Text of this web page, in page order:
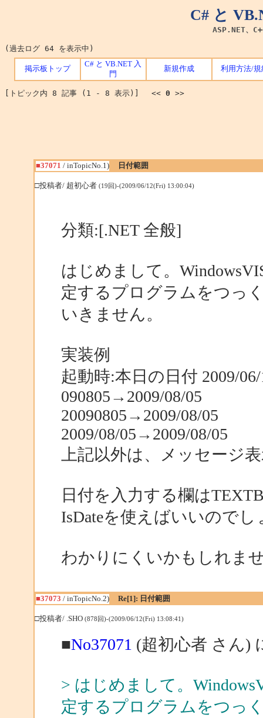
C# と
ASP.NET、
(過去ログ 64 を表示中)
掲示板トップ
C# と VB.NET 入
門
新規作成 利用方法/規
[トピック内 8 記事 (1 - 8 表示)] << 0 >>
■37071 / inTopicNo.1) 日付範囲
□投稿者/ 超初心者 (19回)-(2009/06/12(Fri) 13:00:04)
分類:[.NET 全般]
はじめまして。
定するプログラムをつっ
いきません。
実装例
起動時:本日の日付 2009/
090805→2009/08/05
20090805→2009/08/05
2009/08/05→2009/08/05
上記以外は、メッセージ
日付を入力する欄は
IsDateを使えばいいのでし
わかりにくいかもしれま
■37073 / inTopicNo.2) Re[1]: 日付範囲
□投稿者/ .SHO (878回)-(2009/06/12(Fri) 13:08:41)
■No37071 (超初心者 さん)
> はじめまして。
定するプログラムをつっ